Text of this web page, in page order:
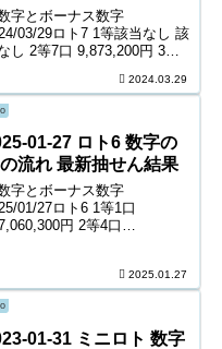
円
字とボーナス数字
03/29ロト7 1等該当なし 該
し 2等7口 9,873,200円 3等
円 5等91,484口 1,500円 6
口 1,100円 ...
2024.03.29
01-27 ロト6 数字の
流れ 最新抽せん結果
字とボーナス数字
01/27ロト6 1等1口
円 2等4口
口 1,000円 キャリーオー
...
2025.01.27
01-31 ミニロト 数字